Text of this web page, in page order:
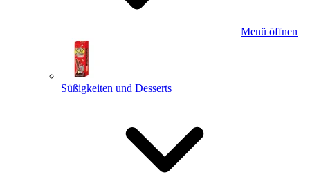
Menü öffnen
Süßigkeiten und Desserts